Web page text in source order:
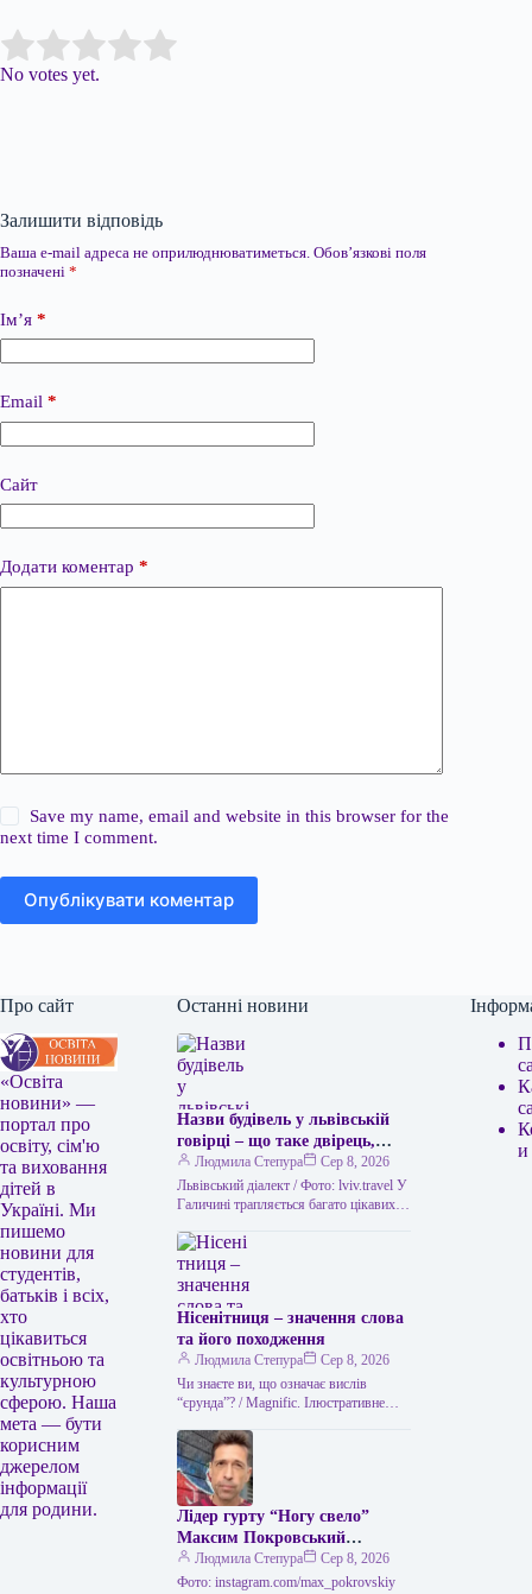
Rate this item:
No votes yet.
Залишити відповідь
Ваша e-mail адреса не оприлюднюватиметься. Обов’язкові поля
позначені *
Ім’я *
Email *
Сайт
Додати коментар *
Save my name, email and website in this browser for the
next time I comment.
Опублікувати коментар
Про сайт
«Освіта
новини» —
портал про
освіту, сім'ю
та виховання
дітей в
Україні. Ми
пишемо
новини для
студентів,
батьків і всіх,
хто
цікавиться
освітньою та
культурною
сферою. Наша
мета — бути
корисним
джерелом
інформації
для родини.
Останні новини
Назви будівель у львівській
говірці – що таке двірець,
креденс, кнайпа
Людмила Степура
Сер 8, 2026
Львівський діалект / Фото: lviv.travel У
Галичині трапляється багато цікавих
навіть досвідченого мандрівника. Тож
не дивно,…
Нісенітниця – значення слова
та його походження
Людмила Степура
Сер 8, 2026
Чи знаєте ви, що означає вислів
“єрунда”? / Magnific. Ілюстративне
виявляється цікавішою за його
пряме…
Лідер гурту “Ногу свело”
Максим Покровський
розповів про причини свого
візиту до України.
Людмила Степура
Сер 8, 2026
Фото: instagram.com/max_pokrovskiy
и